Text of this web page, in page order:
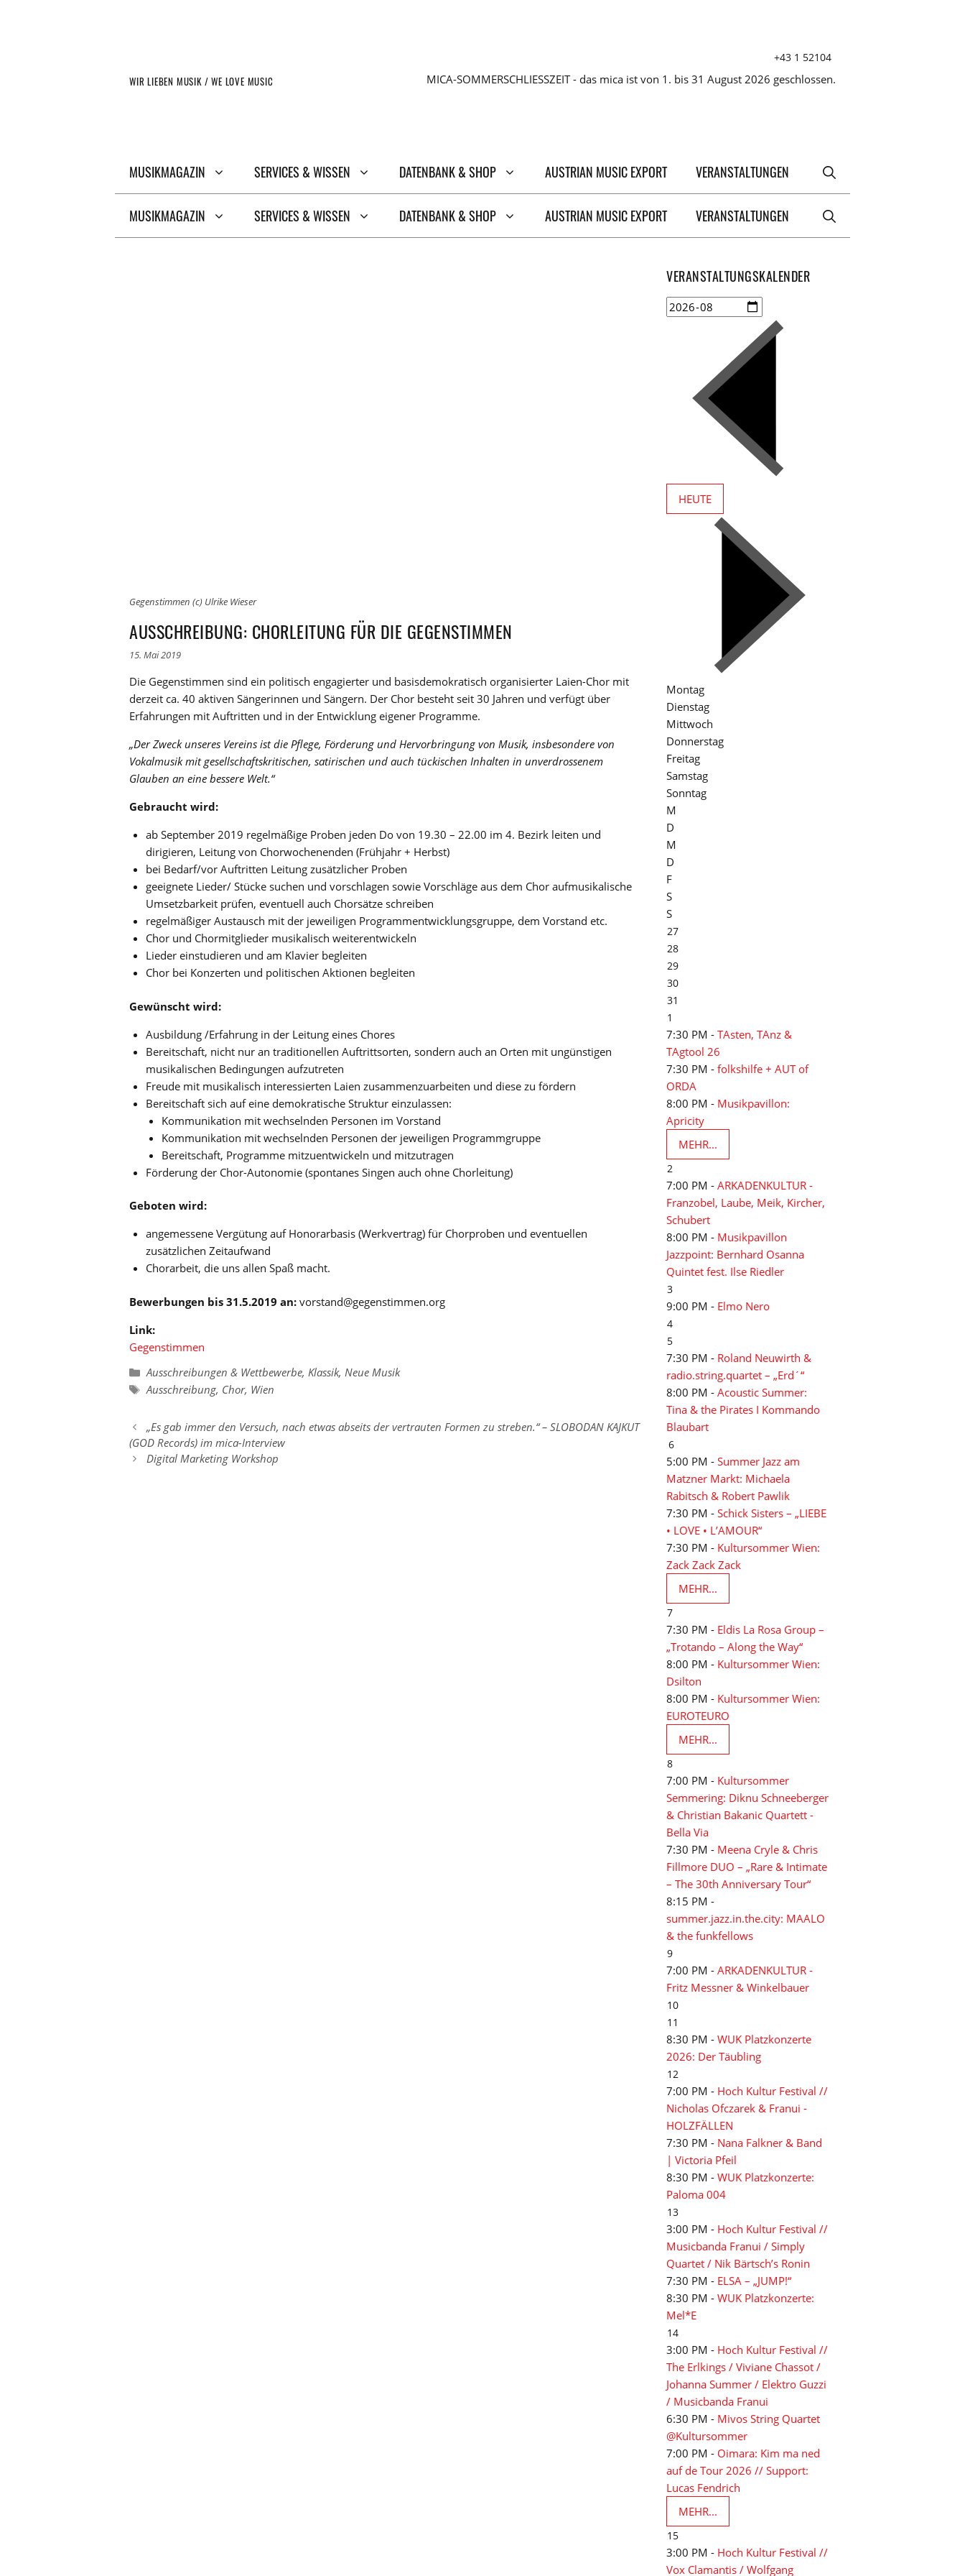
+43 1 52104
WIR LIEBEN MUSIK / WE LOVE MUSIC MICA-SOMMERSCHLIESSZEIT - das mica ist von 1. bis 31 August 2026 geschlossen.
MUSIKMAGAZIN SERVICES & WISSEN DATENBANK & SHOP AUSTRIAN MUSIC EXPORT VERANSTALTUNGEN
MUSIKMAGAZIN SERVICES & WISSEN DATENBANK & SHOP AUSTRIAN MUSIC EXPORT VERANSTALTUNGEN
Gegenstimmen (c) Ulrike Wieser
AUSSCHREIBUNG: CHORLEITUNG FÜR DIE GEGENSTIMMEN
15. Mai 2019
Die Gegenstimmen sind ein politisch engagierter und basisdemokratisch organisierter Laien-Chor mit
derzeit ca. 40 aktiven Sängerinnen und Sängern. Der Chor besteht seit 30 Jahren und verfügt über
Erfahrungen mit Auftritten und in der Entwicklung eigener Programme.
„Der Zweck unseres Vereins ist die Pflege, Förderung und Hervorbringung von Musik, insbesondere von
Vokalmusik mit gesellschaftskritischen, satirischen und auch tückischen Inhalten in unverdrossenem
Glauben an eine bessere Welt.“
Gebraucht wird:
ab September 2019 regelmäßige Proben jeden Do von 19.30 – 22.00 im 4. Bezirk leiten und
dirigieren, Leitung von Chorwochenenden (Frühjahr + Herbst)
bei Bedarf/vor Auftritten Leitung zusätzlicher Proben
geeignete Lieder/ Stücke suchen und vorschlagen sowie Vorschläge aus dem Chor aufmusikalische
Umsetzbarkeit prüfen, eventuell auch Chorsätze schreiben
regelmäßiger Austausch mit der jeweiligen Programmentwicklungsgruppe, dem Vorstand etc.
Chor und Chormitglieder musikalisch weiterentwickeln
Lieder einstudieren und am Klavier begleiten
Chor bei Konzerten und politischen Aktionen begleiten
Gewünscht wird:
Ausbildung /Erfahrung in der Leitung eines Chores
Bereitschaft, nicht nur an traditionellen Auftrittsorten, sondern auch an Orten mit ungünstigen
musikalischen Bedingungen aufzutreten
Freude mit musikalisch interessierten Laien zusammenzuarbeiten und diese zu fördern
Bereitschaft sich auf eine demokratische Struktur einzulassen:
Kommunikation mit wechselnden Personen im Vorstand
Kommunikation mit wechselnden Personen der jeweiligen Programmgruppe
Bereitschaft, Programme mitzuentwickeln und mitzutragen
Förderung der Chor-Autonomie (spontanes Singen auch ohne Chorleitung)
Geboten wird:
angemessene Vergütung auf Honorarbasis (Werkvertrag) für Chorproben und eventuellen
zusätzlichen Zeitaufwand
Chorarbeit, die uns allen Spaß macht.
Bewerbungen bis 31.5.2019 an: vorstand@gegenstimmen.org
Link:
Gegenstimmen
Kategorien
Ausschreibungen & Wettbewerbe, Klassik, Neue Musik
Schlagwörter
Ausschreibung, Chor, Wien
„Es gab immer den Versuch, nach etwas abseits der vertrauten Formen zu streben.“ – SLOBODAN KAJKUT
(GOD Records) im mica-Interview
Digital Marketing Workshop
VERANSTALTUNGSKALENDER
HEUTE
Montag
Dienstag
Mittwoch
Donnerstag
Freitag
Samstag
Sonntag
M
D
M
D
F
S
S
27
28
29
30
31
1
7:30 PM - TAsten, TAnz &
TAgtool 26
7:30 PM - folkshilfe + AUT of
ORDA
8:00 PM - Musikpavillon:
Apricity
MEHR...
2
7:00 PM - ARKADENKULTUR -
Franzobel, Laube, Meik, Kircher,
Schubert
8:00 PM - Musikpavillon
Jazzpoint: Bernhard Osanna
Quintet fest. Ilse Riedler
3
9:00 PM - Elmo Nero
4
5
7:30 PM - Roland Neuwirth &
radio.string.quartet – „Erd´“
8:00 PM - Acoustic Summer:
Tina & the Pirates I Kommando
Blaubart
6
5:00 PM - Summer Jazz am
Matzner Markt: Michaela
Rabitsch & Robert Pawlik
7:30 PM - Schick Sisters – „LIEBE
• LOVE • L’AMOUR“
7:30 PM - Kultursommer Wien:
Zack Zack Zack
MEHR...
7
7:30 PM - Eldis La Rosa Group –
„Trotando – Along the Way“
8:00 PM - Kultursommer Wien:
Dsilton
8:00 PM - Kultursommer Wien:
EUROTEURO
MEHR...
8
7:00 PM - Kultursommer
Semmering: Diknu Schneeberger
& Christian Bakanic Quartett -
Bella Via
7:30 PM - Meena Cryle & Chris
Fillmore DUO – „Rare & Intimate
– The 30th Anniversary Tour“
8:15 PM -
summer.jazz.in.the.city: MAALO
& the funkfellows
9
7:00 PM - ARKADENKULTUR -
Fritz Messner & Winkelbauer
10
11
8:30 PM - WUK Platzkonzerte
2026: Der Täubling
12
7:00 PM - Hoch Kultur Festival //
Nicholas Ofczarek & Franui -
HOLZFÄLLEN
7:30 PM - Nana Falkner & Band
| Victoria Pfeil
8:30 PM - WUK Platzkonzerte:
Paloma 004
13
3:00 PM - Hoch Kultur Festival //
Musicbanda Franui / Simply
Quartet / Nik Bärtsch’s Ronin
7:30 PM - ELSA – „JUMP!“
8:30 PM - WUK Platzkonzerte:
Mel*E
14
3:00 PM - Hoch Kultur Festival //
The Erlkings / Viviane Chassot /
Johanna Summer / Elektro Guzzi
/ Musicbanda Franui
6:30 PM - Mivos String Quartet
@Kultursommer
7:00 PM - Oimara: Kim ma ned
auf de Tour 2026 // Support:
Lucas Fendrich
MEHR...
15
3:00 PM - Hoch Kultur Festival //
Vox Clamantis / Wolfgang